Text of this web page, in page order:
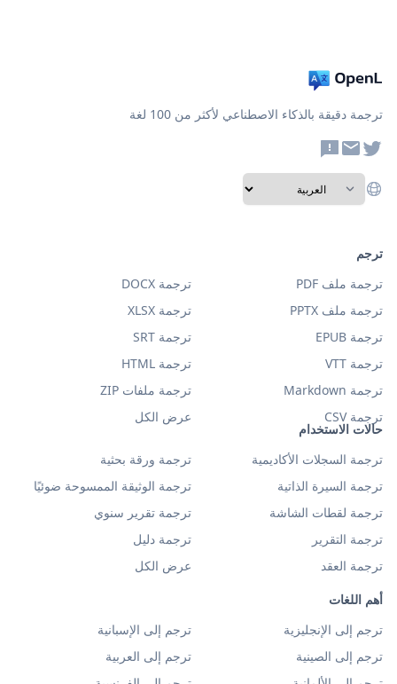
ترجمة دقيقة بالذكاء الاصطناعي لأكثر من 100 لغة
حالات الاستخدام
ترجمة السجلات الأكاديمية
ترجمة ورقة بحثية
ترجمة السيرة الذاتية
ترجمة الوثيقة الممسوحة ضوئيًا
ترجمة لقطات الشاشة
ترجمة تقرير سنوي
ترجمة التقرير
ترجمة دليل
ترجمة العقد
عرض الكل
أهم اللغات
ترجم إلى الإنجليزية
ترجم إلى الإسبانية
ترجم إلى الصينية
ترجم إلى العربية
ترجم
ترجمة ملف PDF
ترجمة DOCX
ترجمة ملف PPTX
ترجمة XLSX
ترجمة EPUB
ترجمة SRT
ترجمة VTT
ترجمة HTML
ترجمة Markdown
ترجمة ملفات ZIP
ترجمة CSV
عرض الكل